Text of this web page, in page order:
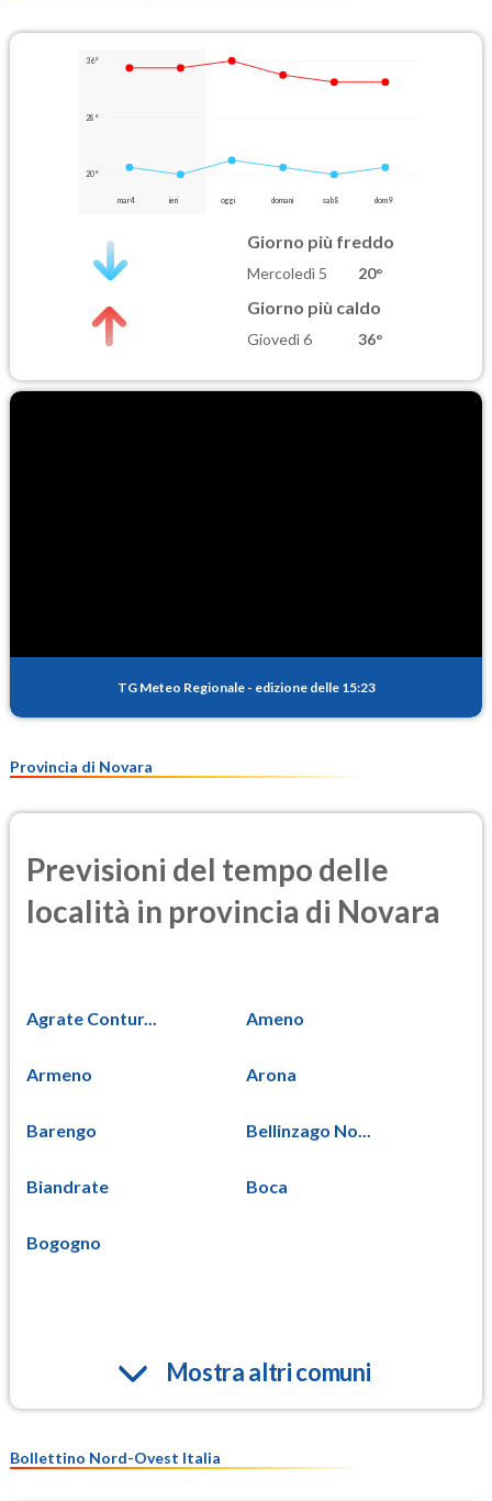
36°
28°
20°
mar 4 ieri oggi domani sab 8 dom 9
Giorno più freddo
Mercoledì 5 20°
Giorno più caldo
Giovedì 6 36°
TG Meteo Regionale - edizione delle 15:23
Provincia di Novara
Previsioni del tempo delle
località in provincia di Novara
Agrate Contur... Ameno
Armeno Arona
Barengo Bellinzago No...
Biandrate Boca
Bogogno
Mostra altri comuni
Bollettino Nord-Ovest Italia